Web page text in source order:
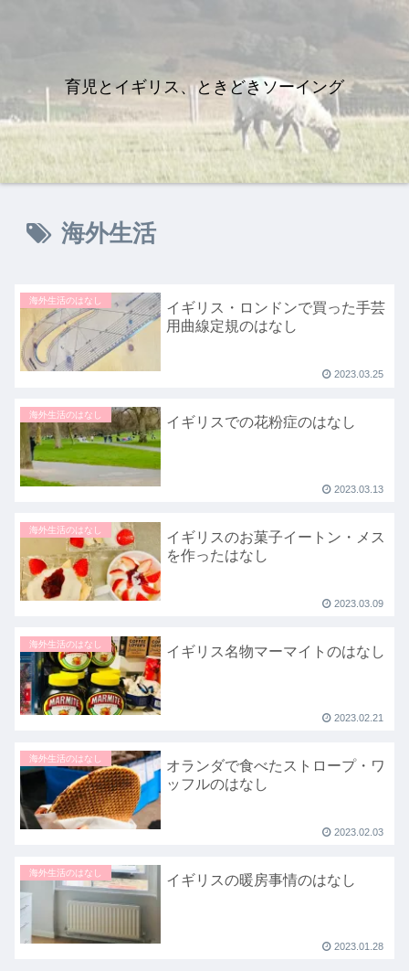
育児とイギリス、ときどきソーイング
海外生活
海外生活のはなし
イギリス・ロンドンで買った手芸
用曲線定規のはなし
2023.03.25
海外生活のはなし イギリスでの花粉症のはなし
2023.03.13
海外生活のはなし
イギリスのお菓子イートン・メス
を作ったはなし
2023.03.09
海外生活のはなし イギリス名物マーマイトのはなし
2023.02.21
海外生活のはなし
オランダで食べたストロープ・ワ
ッフルのはなし
2023.02.03
海外生活のはなし イギリスの暖房事情のはなし
2023.01.28